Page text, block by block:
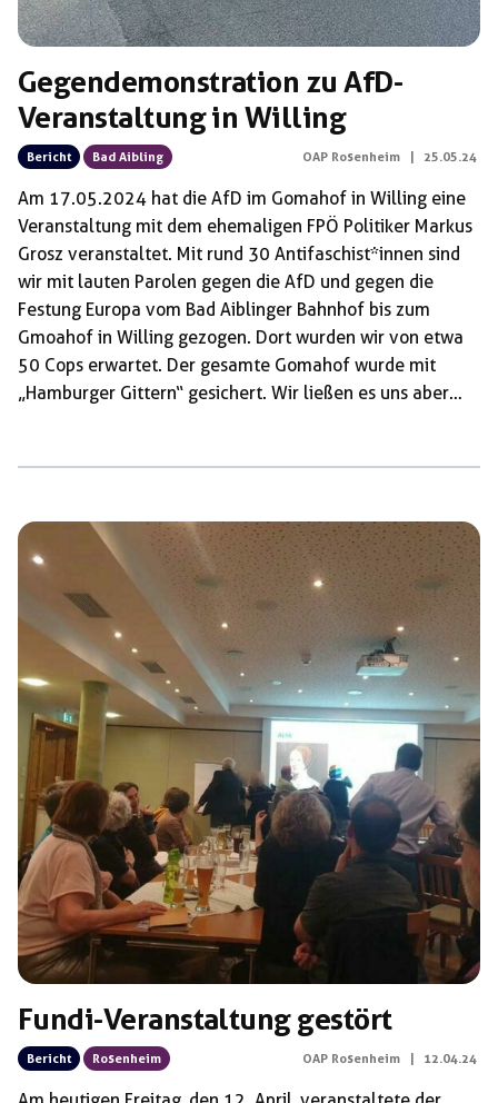
Gegendemonstration zu AfD-
Veranstaltung in Willing
Bericht Bad Aibling OAP Rosenheim 25.05.24
Am 17.05.2024 hat die AfD im Gomahof in Willing eine
Veranstaltung mit dem ehemaligen FPÖ Politiker Markus
Grosz veranstaltet. Mit rund 30 Antifaschist*innen sind
wir mit lauten Parolen gegen die AfD und gegen die
Festung Europa vom Bad Aiblinger Bahnhof bis zum
Gmoahof in Willing gezogen. Dort wurden wir von etwa
50 Cops erwartet. Der gesamte Gomahof wurde mit
„Hamburger Gittern“ gesichert. Wir ließen es uns aber
sich selbst als „Nationalsozialist“. Die Anwesenheit von
Meidel […]
Fundi-Veranstaltung gestört
Bericht Rosenheim OAP Rosenheim 12.04.24